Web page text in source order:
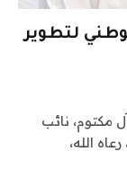
لتطوير
مكتوم، نائب
الله،